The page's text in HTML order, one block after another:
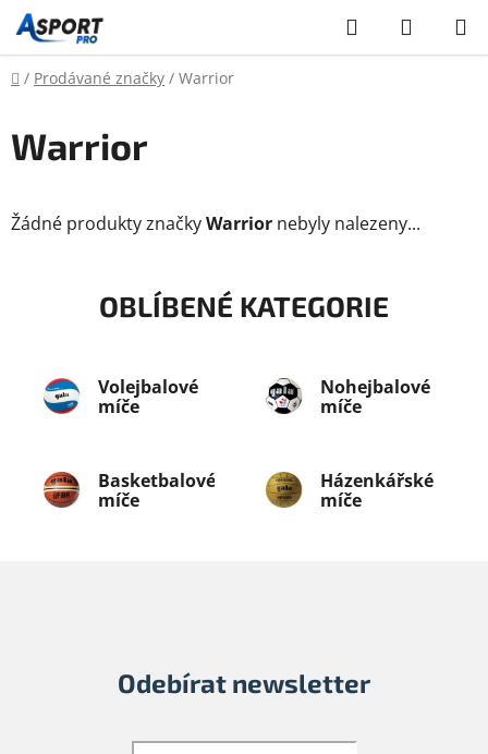
Přejít
na
obsah
Hledat
KOŠÍK
Domů
/ Prodávané značky / Warrior
Warrior
Žádné produkty značkyWarrior nebyly nalezeny...
OBLÍBENÉ KATEGORIE
Volejbalové
míče
Nohejbalové
míče
Basketbalové
míče
Házenkářské
míče
Odebírat newsletter